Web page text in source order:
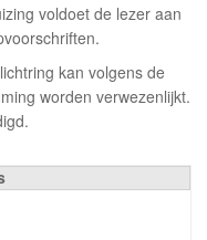
voldoet de lezer aan
kan volgens de
worden verwezenlijkt.